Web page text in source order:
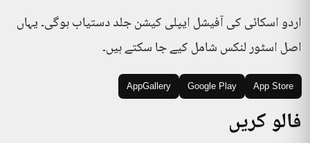
اردو اسکائی کی آفیشل ایپلی کیشن جلد دستیاب ہوگی۔ یہاں
اصل اسٹور لنکس شامل کیے جا سکتے ہیں۔
App Store
Google Play
AppGallery
فالو کریں